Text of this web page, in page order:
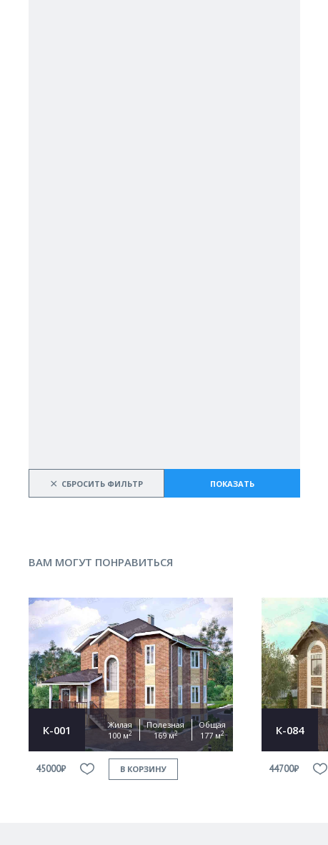
× СБРОСИТЬ ФИЛЬТР ПОКАЗАТЬ
ВАМ МОГУТ ПОНРАВИТЬСЯ
К-001
Жилая
100 м2
Полезная
169 м2
Общая
177 м2
45000₽ В КОРЗИНУ
К-084
44700₽